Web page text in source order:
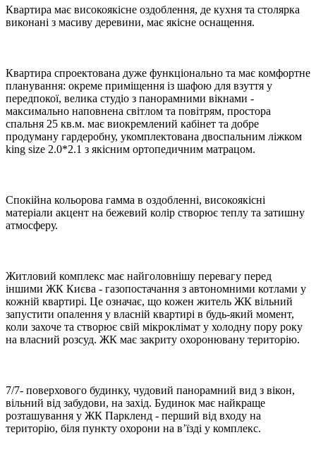
Квартира має високоякісне оздоблення, де кухня та столярка
виконані з масиву деревини, має якісне оснащення.
Квартира спроектована дуже функціонально та має комфортне
планування: окреме приміщення із шафою для взуття у
передпокої, велика студіо з панорамними вікнами -
максимально наповнена світлом та повітрям, простора
спальня 25 кв.м. має виокремлений кабінет та добре
продуману гардеробну, укомплектована двоспальним ліжком
king size 2.0*2.1 з якісним ортопедичним матрацом.
Спокійна кольорова гамма в оздобленні, високоякісні
матеріали акцент на бежевий колір створює теплу та затишну
атмосферу.
Житловий комплекс має найголовнішу перевагу перед
іншими ЖК Києва - газопостачання з автономними котлами у
кожній квартирі. Це означає, що кожен житель ЖК вільний
запустити опалення у власній квартирі в будь-який момент,
коли захоче та створює свій мікроклімат у холодну пору року
на власний розсуд. ЖК має закриту охоронювану територію.
7/7- поверхового будинку, чудовий панорамний вид з вікон,
вільний від забудови, на захід. Будинок має найкраще
розташування у ЖК Паркленд - перший від входу на
територію, біля пункту охорони на в’їзді у комплекс.